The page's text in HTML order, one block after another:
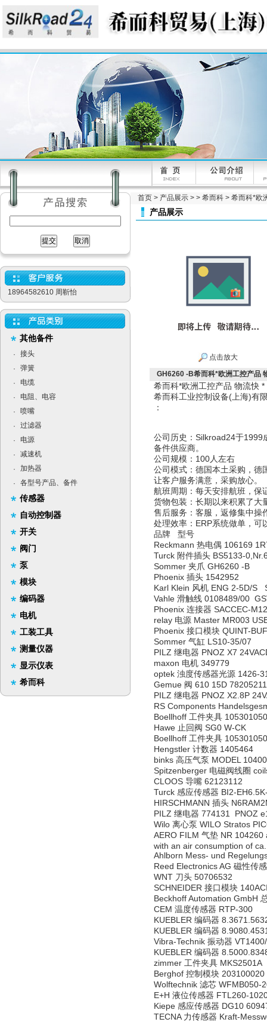
18964582610 周靳怡
其他备件
·
接头
·
弹簧
·
电缆
·
电阻、电容
·
喷嘴
·
过滤器
·
电源
·
减速机
·
加热器
·
各型号产品、备件
传感器
自动控制器
开关
阀门
泵
模块
编码器
电机
工装工具
测量仪器
显示仪表
希而科
首页 > 产品展示 > > 希而科 > 希而科*欧
产品展示
点击放大
GH6260 -B希而科*欧洲工控产品
希而科*欧洲工控产品 物流
希而科工业控制设备(上海)
：
公司历史：Silkroad24于1999
备件供应商。
公司规模：100人左右
公司模式：德国本土采购，德
让客户服务满意，采购放心。
航班周期：每天安排航班，保
货物包装：长期以来积累了大
售后服务：客服，返修集中操
处理效率：ERP系统做单，可
品牌 型号
Reckmann 热电偶 106169
Turck 附件插头 BS5133-
Sommer 夹爪 GH6260 -B
Phoenix 插头 1542952
Karl Klein 风机 ENG 2-5D/S
Vahle 滑触线 0108489/00
Phoenix 连接器 SACCEC-
relay 电源 Master MR003
Phoenix 接口模块 QUINT-
Sommer 气缸 LS10-35/07
PILZ 继电器 PNOZ X7
maxon 电机 349779
optek 浊度传感器光源 1426-
Gemue 阀 610 15D
PILZ 继电器 PNOZ X2.8P
RS Components
Boellhoff 工件夹具
Hawe 止回阀 SG0 W-CK
Boellhoff 工件夹具
Hengstler 计数器 1405464
binks 高压气泵 MODEL
Spitzenberger 电磁阀线圈
CLOOS 导嘴 62123112
Turck 感应传感器 BI2-
HIRSCHMANN 插头
PILZ 继电器 774131 PNOZ
Wilo 离心泵 WILO Stratos
AERO FILM 气垫 NR
with an air consumption of
Ahlborn Mess- und
Reed Electronics AG 磁性传
WNT 刀头 50706532
SCHNEIDER 接口模块
Beckhoff Automation GmbH
CEM 温度传感器 RTP-300
KUEBLER 编码器
KUEBLER 编码器
Vibra-Technik 振动器
KUEBLER 编码器
zimmer 工件夹具 MKS2501A
Berghof 控制模块 203100020
Wolftechnik 滤芯 WFMB050-
E+H 液位传感器 FTL260-
Kiepe 感应传感器 DG10
TECNA 力传感器 Kraft-